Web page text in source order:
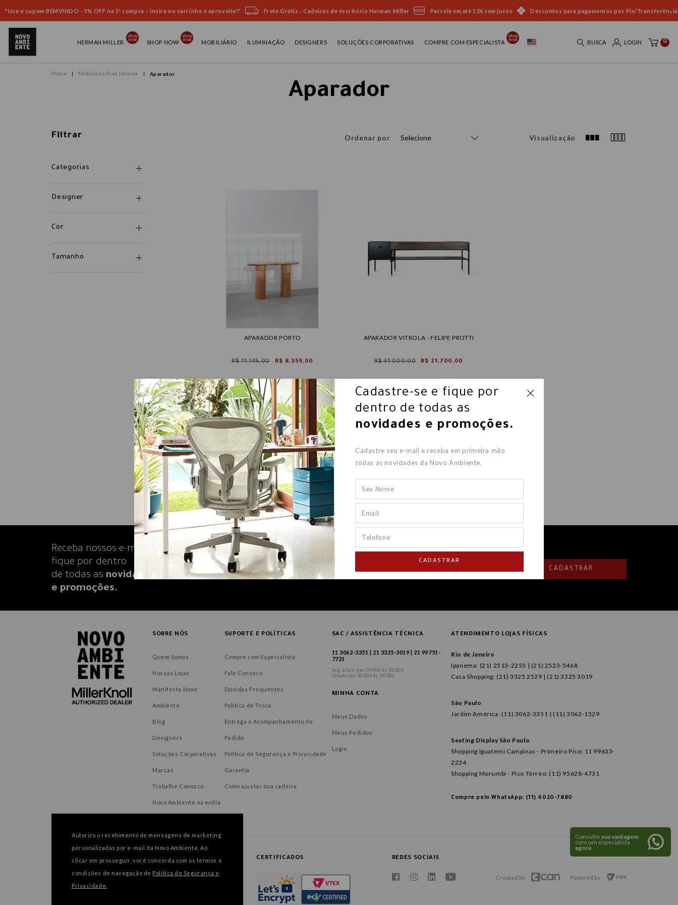
"Use o cupom BEMVINDO - 5% OFF na 1ª compra – insira no carrinho e aproveite!" Frete Grátis - Cadeiras de escritório Herman Miller Parcele em até 12X sem juros Descontos para pagamentos por Pix/Transferência
HERMAN MILLER SHOP NOW MOBILIÁRIO ILUMINAÇÃO DESIGNERS SOLUÇÕES CORPORATIVAS COMPRE COM ESPECIALISTA BUSCA LOGIN 0
Mobiliário Área Interna Aparador
Aparador
Filtrar
Categorias
Designer
Cor
Tamanho
Ordenar por Selecione Visualização
APARADOR PORTO
R$ 11.145,00 R$ 8.359,00
APARADOR VITROLA - FELIPE PROTTI
R$ 31.000,00 R$ 21.700,00
Receba nossos e-mails e
fique por dentro
de todas as novidades
e promoções.
CADASTRAR
SOBRE NÓS
Quem Somos
Nossas Lojas
Manifesto Novo
Ambiente
Blog
Designers
Soluções Corporativas
Marcas
Trabalhe Conosco
Novo Ambiente na mídia
SUPORTE E POLÍTICAS
Compre com Especialista
Fale Conosco
Dúvidas Frequentes
Política de Troca
Entrega e Acompanhamento de
Pedido
Política de Segurança e Privacidade
Garantia
Como ajustar sua cadeira
SAC / ASSISTÊNCIA TÉCNICA
11 3062-3351 | 21 3325-3019 | 21 99751-
7721
Seg. à Sex. das 09:00h às 18:00h
Sábado das 10:00h às 14:00h
MINHA CONTA
Meus Dados
Meus Pedidos
Login
ATENDIMENTO LOJAS FÍSICAS
Rio de Janeiro
Ipanema: (21) 2513-2255 | (21) 2523-5468
Casa Shopping: (21) 3325 2529 | (21) 3325 3019
São Paulo
Jardim América: (11) 3062-3351 | (11) 3062-1529
Seating Display São Paulo
Shopping Iguatemi Campinas - Primeiro Piso: 11 99633-
2234
Shopping Morumbi - Piso Térreo: (11) 95628-4731
Compre pelo WhatsApp: (11) 4020-7880
FORMAS DE PAGAMENTO CERTIFICADOS REDES SOCIAIS
Created by Powered by
Cadastre-se e fique por
dentro de todas as
novidades e promoções.
Cadastre seu e-mail e receba em primeira mão
todas as novidades da Novo Ambiente.
CADASTRAR
Autorizo o recebimento de mensagens de marketing
personalizadas por e-mail da Novo Ambiente. Ao
clicar em prosseguir, você concorda com os termos e
condições de navegação de Política de Segurança e
Privacidade.
Consulte sua vantagem
com um especialista
agora